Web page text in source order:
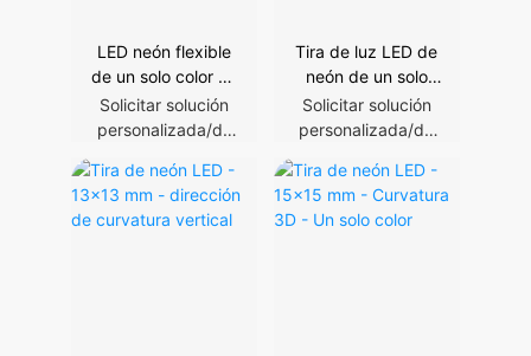
LED neón flexible
de un solo color de
10x10 mm
Solicitar solución
personalizada/de
Tira de luz LED de
neón de un solo
color con lateral
flexible
Solicitar solución
personalizada/de